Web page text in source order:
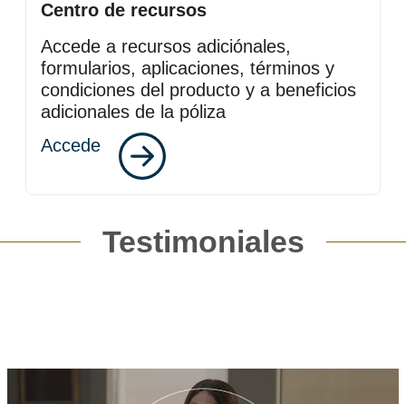
Centro de recursos
Accede a recursos adiciónales,
formularios, aplicaciones, términos y
condiciones del producto y a beneficios
adicionales de la póliza
Accede
Testimoniales